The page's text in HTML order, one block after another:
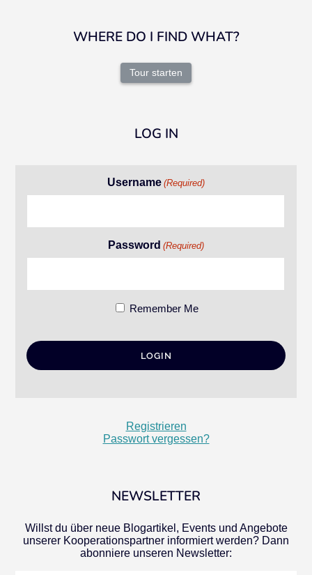
WHERE DO I FIND WHAT?
Tour starten
LOG IN
Username (Required)
Password (Required)
Remember Me
Registrieren
Passwort vergessen?
NEWSLETTER
Willst du über neue Blogartikel, Events und Angebote
unserer Kooperationspartner informiert werden? Dann
abonniere unseren Newsletter: